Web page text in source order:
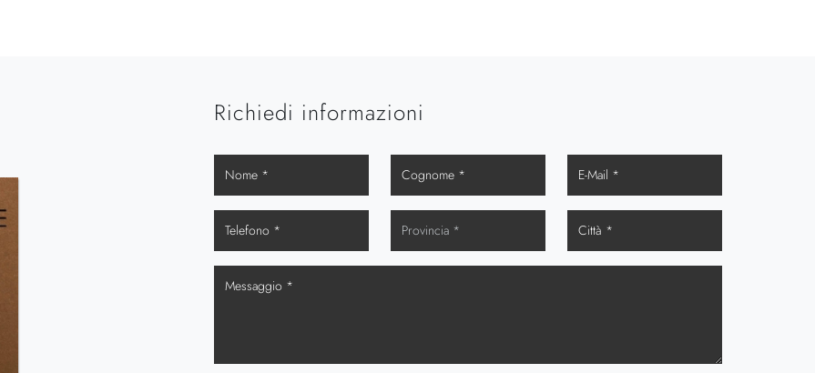
Richiedi informazioni